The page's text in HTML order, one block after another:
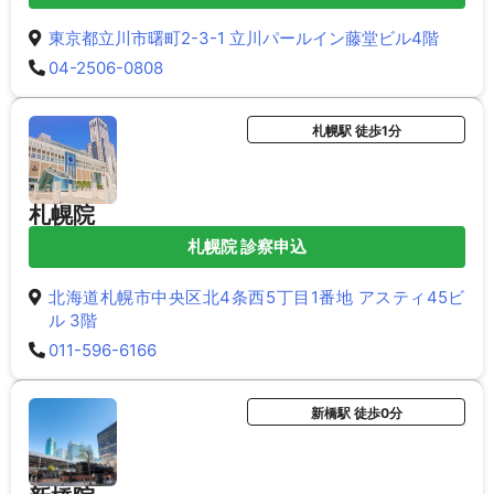
東京都立川市曙町2-3-1 立川パールイン藤堂ビル4階
04-2506-0808
札幌院
札幌駅 徒歩1分
札幌院 診察申込
北海道札幌市中央区北4条西5丁目1番地 アスティ45ビ
ル 3階
011-596-6166
新橋駅 徒歩0分